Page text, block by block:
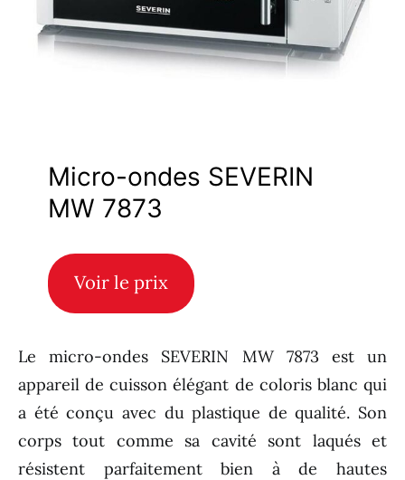
Micro-ondes SEVERIN
MW 7873
Voir le prix
Le micro-ondes SEVERIN MW 7873 est un
appareil de cuisson élégant de coloris blanc qui
a été conçu avec du plastique de qualité. Son
corps tout comme sa cavité sont laqués et
résistent parfaitement bien à de hautes